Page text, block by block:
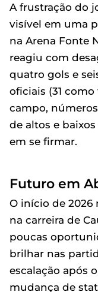
A frustração do
visível em uma
na Arena Fonte
reagiu com
quatro gols e
oficiais (31
campo,
de altos e
em se firmar.
Futuro em
O início de
na carreira de
poucas
brilhar nas
escalação após
mudança de